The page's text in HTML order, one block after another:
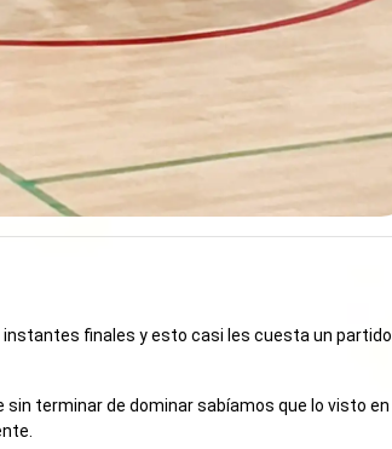
finales y esto casi les cuesta un partido
terminar de dominar sabíamos que lo visto en